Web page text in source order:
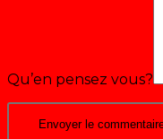
Qu’en pensez vous?